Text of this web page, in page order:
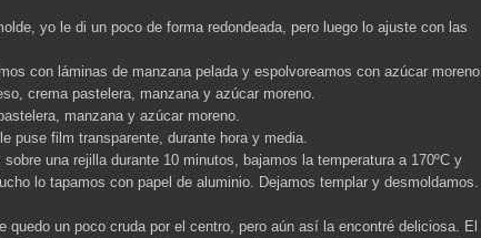
yo le di un poco de forma redondeada, pero luego lo ajuste con las
con láminas de manzana pelada y espolvoreamos con azúcar moreno.
crema pastelera, manzana y azúcar moreno.
manzana y azúcar moreno.
puse film transparente, durante hora y media.
una rejilla durante 10 minutos, bajamos la temperatura a 170ºC y
lo tapamos con papel de aluminio. Dejamos templar y desmoldamos.
quedo un poco cruda por el centro, pero aún así la encontré deliciosa. El